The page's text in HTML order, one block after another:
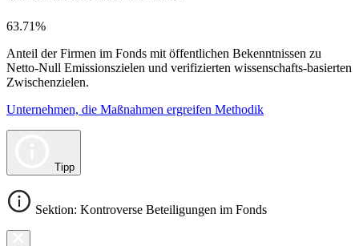
63.71%
Anteil der Firmen im Fonds mit öffentlichen Bekenntnissen zu
Netto-Null Emissionszielen und verifizierten wissenschafts-basierten
Zwischenzielen.
Unternehmen, die Maßnahmen ergreifen Methodik
Tipp
Sektion: Kontroverse Beteiligungen im Fonds